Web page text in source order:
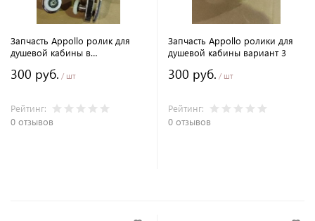
Запчасть Appollo ролик для
душевой кабины в
300 руб. / шт
Рейтинг:
0 отзывов
Запчасть Appollo ролики для
душевой кабины вариант 3
300 руб. / шт
Рейтинг:
0 отзывов